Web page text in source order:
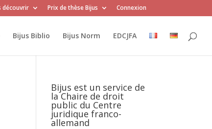
découvrir Prix de thèse Bijus Connexion
Bijus Biblio Bijus Norm EDCJFA
Bijus est un service de
la Chaire de droit
public du Centre
juridique franco-
allemand